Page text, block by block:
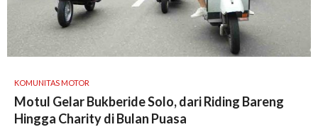
KOMUNITAS MOTOR
Motul Gelar Bukberide Solo, dari Riding Bareng
Hingga Charity di Bulan Puasa